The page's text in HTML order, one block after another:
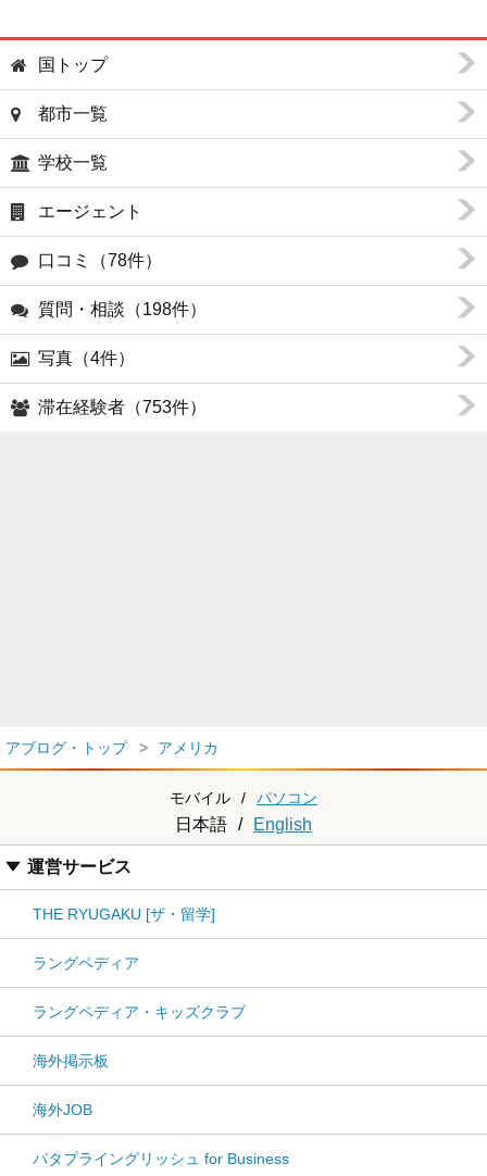
国トップ
都市一覧
学校一覧
エージェント
口コミ（78件）
質問・相談（198件）
写真（4件）
滞在経験者（753件）
アブログ・トップ アメリカ
モバイル / パソコン
日本語 / English
運営サービス
THE RYUGAKU [ザ・留学]
ラングペディア
ラングペディア・キッズクラブ
海外掲示板
海外JOB
パタプライングリッシュ for Business